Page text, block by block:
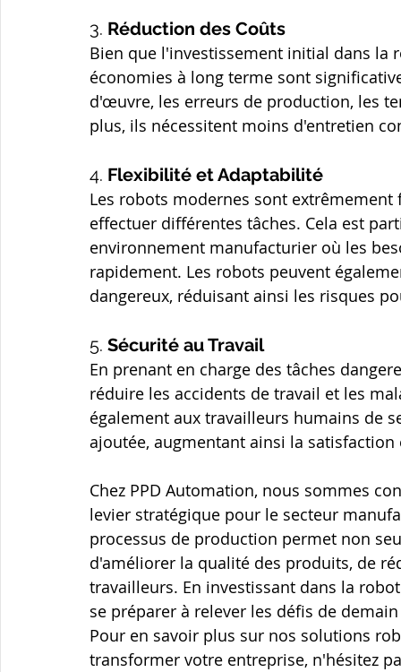
3. Réduction des Coûts
Bien que l'investissement initial dans la
économies à long terme sont
d'œuvre, les erreurs de production, les
plus, ils nécessitent moins d'entretien
4. Flexibilité et Adaptabilité
Les robots modernes sont
effectuer différentes tâches. Cela est
environnement manufacturier où les
rapidement. Les robots peuvent
dangereux, réduisant ainsi les risques
5. Sécurité au Travail
En prenant en charge des tâches
réduire les accidents de travail et les
également aux travailleurs humains de
ajoutée, augmentant ainsi la
Chez PPD Automation, nous sommes
levier stratégique pour le secteur
processus de production permet non
d'améliorer la qualité des produits, de
travailleurs. En investissant dans la
se préparer à relever les défis de
Pour en savoir plus sur nos solutions
transformer votre entreprise, n'hésitez